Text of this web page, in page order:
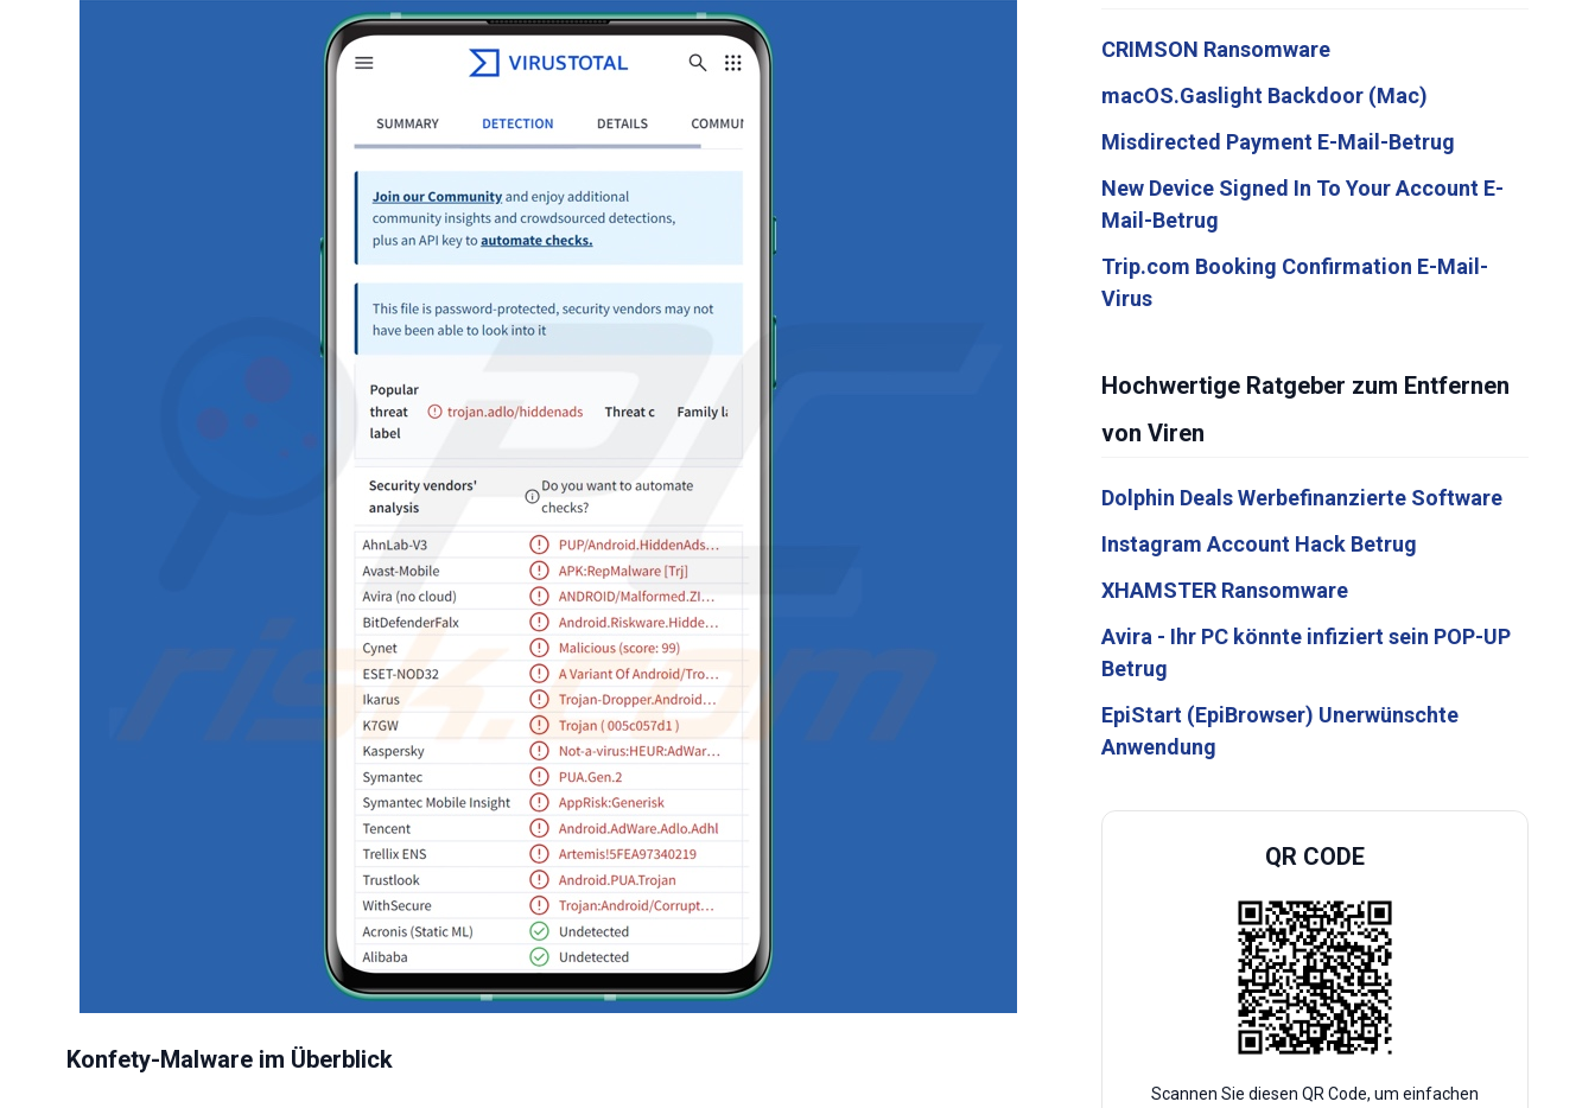
Konfety-Malware im Überblick
CRIMSON Ransomware
macOS.Gaslight Backdoor (Mac)
Misdirected Payment E-Mail-Betrug
New Device Signed In To Your Account E-
Mail-Betrug
Trip.com Booking Confirmation E-Mail-
Virus
Hochwertige Ratgeber zum Entfernen
von Viren
Dolphin Deals Werbefinanzierte Software
Instagram Account Hack Betrug
XHAMSTER Ransomware
Avira - Ihr PC könnte infiziert sein POP-UP
Betrug
EpiStart (EpiBrowser) Unerwünschte
Anwendung
QR CODE
Scannen Sie diesen QR Code, um einfachen